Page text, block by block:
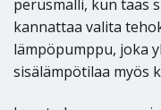
perusmalli, kun taas
kannattaa valita
lämpöpumppu, joka
sisälämpötilaa myös